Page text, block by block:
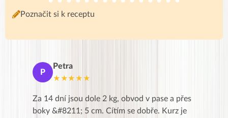
Poznačit si k receptu
P
Petra
★★★★★
Za 14 dní jsou dole 2 kg, obvod v pase a přes
boky &#8211; 5 cm. Cítím se dobře. Kurz je